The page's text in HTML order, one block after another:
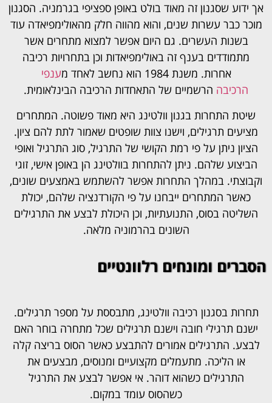
אך ידוע שסגנון זה מאוד בולט באופן ספציפי בגרמניה. הסגנון
מוכר כבר עשרות שנים, והוא מהווה חלק מהאולימפיאדה עוד
בשנות העשרים. גם היום אפשר למצוא מתחרים אשר
מתמודדים בענף זה באולימפיאדות וכן בתחרויות רכיבה
אחרות. משנת 1984 הוא נחשב לאחד מ
ענפי
הרכיבה הרשמיים של התאחדות הרכיבה הבינלאומית.
שיטת התחרות בגנון וולטינג היא מאוד פשוטה. המתחרים
מציעים תרגילים, וישנו צוות שופטים שאמור לתת להם ציון.
הציון ניתן על פי רמת הקושי של התרגיל, סוג התרגיל ואופי
הביצוע שלהם. ניתן להתחרות בוולטינג הן באופן אישי, זוגי
וקבוצתי. במהלך התחרות אפשר להשתמש באמצעים שונים,
כאשר המתחרים ייבחנו על פי הקורדנציה שלהם, יכולת
השליטה בסוס, התנועתיות, וכן היכולת לבצע את התרגילים
השונים בהרמוניה מלאה.
הסברים ומונחים רלוונטיים
תחרות בסגנון רכיבה וולטינג, מתבססת על מספר תרגילים.
ישנם תרגילי חובה וישנם תרגילים שכל מתחרה בוחר האם
לבצע. התרגילים אמורים להתבצע כאשר הסוס בריצה קלה
או הליכה. מתעמלים מקצועיים ומנוסים, מבצעים את
התרגילים כשהוא דוהר. אי אפשר לבצע את התרגיל
כשהסוס עומד במקום.